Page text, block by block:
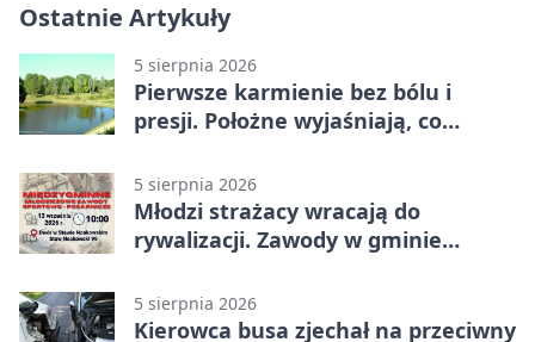
Ostatnie Artykuły
5 sierpnia 2026
Pierwsze karmienie bez bólu i
presji. Położne wyjaśniają, co
5 sierpnia 2026
Młodzi strażacy wracają do
rywalizacji. Zawody w gminie
5 sierpnia 2026
Kierowca busa zjechał na przeciwny